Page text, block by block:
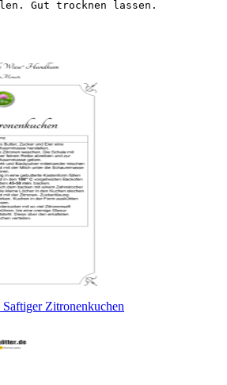
Zitronenkuchen